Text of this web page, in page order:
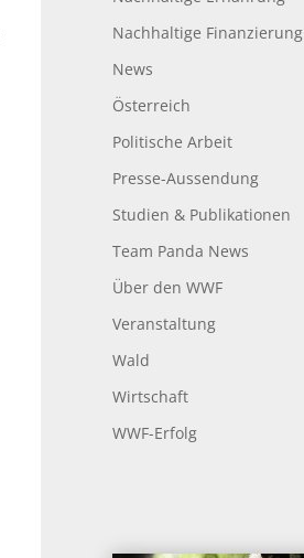
Nachhaltige Finanzierung
News
Österreich
Politische Arbeit
Presse-Aussendung
Studien & Publikationen
Team Panda News
Über den WWF
Veranstaltung
Wald
Wirtschaft
WWF-Erfolg